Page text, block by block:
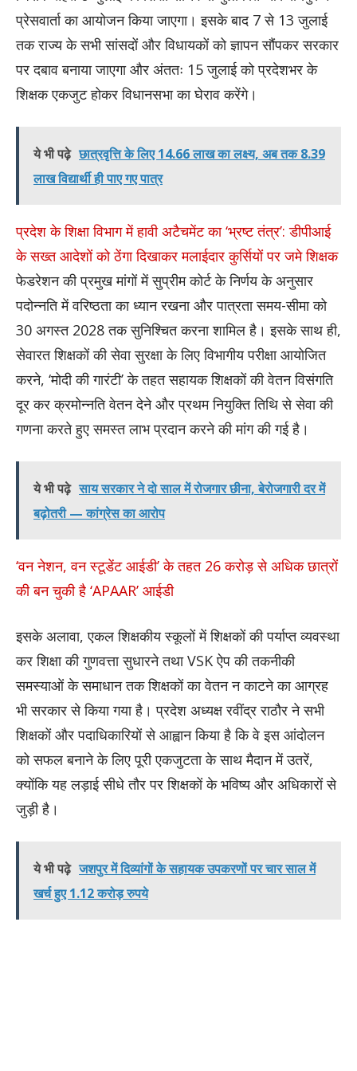
प्रेसवार्ता का आयोजन किया जाएगा। इसके बाद 7 से 13 जुलाई
तक राज्य के सभी सांसदों और विधायकों को ज्ञापन सौंपकर सरकार
पर दबाव बनाया जाएगा और अंततः 15 जुलाई को प्रदेशभर के
शिक्षक एकजुट होकर विधानसभा का घेराव करेंगे।
ये भी पढ़े छात्रवृत्ति के लिए 14.66 लाख का लक्ष्य, अब तक 8.39
लाख विद्यार्थी ही पाए गए पात्र
प्रदेश के शिक्षा विभाग में हावी अटैचमेंट का ‘भ्रष्ट तंत्र’: डीपीआई
के सख्त आदेशों को ठेंगा दिखाकर मलाईदार कुर्सियों पर जमे शिक्षक
फेडरेशन की प्रमुख मांगों में सुप्रीम कोर्ट के निर्णय के अनुसार
पदोन्नति में वरिष्ठता का ध्यान रखना और पात्रता समय-सीमा को
30 अगस्त 2028 तक सुनिश्चित करना शामिल है। इसके साथ ही,
सेवारत शिक्षकों की सेवा सुरक्षा के लिए विभागीय परीक्षा आयोजित
करने, ‘मोदी की गारंटी’ के तहत सहायक शिक्षकों की वेतन विसंगति
दूर कर क्रमोन्नति वेतन देने और प्रथम नियुक्ति तिथि से सेवा की
गणना करते हुए समस्त लाभ प्रदान करने की मांग की गई है।
ये भी पढ़े साय सरकार ने दो साल में रोजगार छीना, बेरोजगारी दर में
बढ़ोतरी — कांग्रेस का आरोप
‘वन नेशन, वन स्टूडेंट आईडी’ के तहत 26 करोड़ से अधिक छात्रों
की बन चुकी है ‘APAAR’ आईडी
इसके अलावा, एकल शिक्षकीय स्कूलों में शिक्षकों की पर्याप्त व्यवस्था
कर शिक्षा की गुणवत्ता सुधारने तथा VSK ऐप की तकनीकी
समस्याओं के समाधान तक शिक्षकों का वेतन न काटने का आग्रह
भी सरकार से किया गया है। प्रदेश अध्यक्ष रवींद्र राठौर ने सभी
शिक्षकों और पदाधिकारियों से आह्वान किया है कि वे इस आंदोलन
को सफल बनाने के लिए पूरी एकजुटता के साथ मैदान में उतरें,
क्योंकि यह लड़ाई सीधे तौर पर शिक्षकों के भविष्य और अधिकारों से
जुड़ी है।
ये भी पढ़े जशपुर में दिव्यांगों के सहायक उपकरणों पर चार साल में
खर्च हुए 1.12 करोड़ रुपये